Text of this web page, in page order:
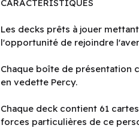
CARACTÉRISTIQUES
Les decks prêts à jouer
l'opportunité de rejoindre
Chaque boîte de présentation
en vedette Percy.
Chaque deck contient 61
forces particulières de ce